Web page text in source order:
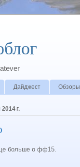
Дайджест Обзоры
г.
больше о фф15.